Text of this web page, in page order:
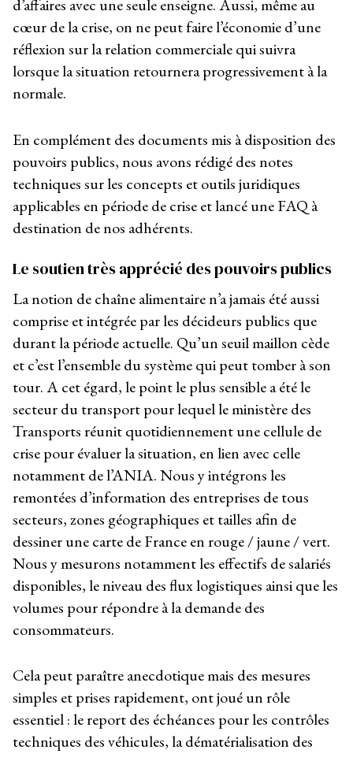
d’affaires avec une seule enseigne. Aussi, même au
cœur de la crise, on ne peut faire l’économie d’une
réflexion sur la relation commerciale qui suivra
lorsque la situation retournera progressivement à la
normale.
En complément des documents mis à disposition des
pouvoirs publics, nous avons rédigé des notes
techniques sur les concepts et outils juridiques
applicables en période de crise et lancé une FAQ à
destination de nos adhérents.
Le soutien très apprécié des pouvoirs publics
La notion de chaîne alimentaire n’a jamais été aussi
comprise et intégrée par les décideurs publics que
durant la période actuelle. Qu’un seuil maillon cède
et c’est l’ensemble du système qui peut tomber à son
tour. A cet égard, le point le plus sensible a été le
secteur du transport pour lequel le ministère des
Transports réunit quotidiennement une cellule de
crise pour évaluer la situation, en lien avec celle
notamment de l’ANIA. Nous y intégrons les
remontées d’information des entreprises de tous
secteurs, zones géographiques et tailles afin de
dessiner une carte de France en rouge / jaune / vert.
Nous y mesurons notamment les effectifs de salariés
disponibles, le niveau des flux logistiques ainsi que les
volumes pour répondre à la demande des
consommateurs.
Cela peut paraître anecdotique mais des mesures
simples et prises rapidement, ont joué un rôle
essentiel : le report des échéances pour les contrôles
techniques des véhicules, la dématérialisation des